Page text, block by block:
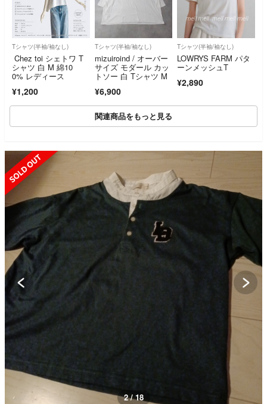
Tシャツ(半袖/袖なし)
Chez toi シェトワ T
シャツ 白 M 綿10
0% レディース
¥1,200
Tシャツ(半袖/袖なし)
mizuiroind / オーバー
サイズ モダール カッ
トソー 白 Tシャツ M
¥6,900
Tシャツ(半袖/袖なし)
LOWRYS FARM パタ
ーンメッシュT
¥2,890
関連商品をもっと見る
SOLD OUT
2 / 18